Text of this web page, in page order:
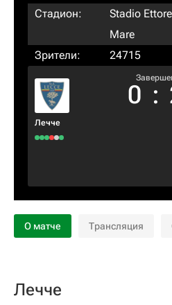
Стадион:
Stadio
Mare
Зрители:
24715
Лечче
0 :
О матче Трансляция
Лечче